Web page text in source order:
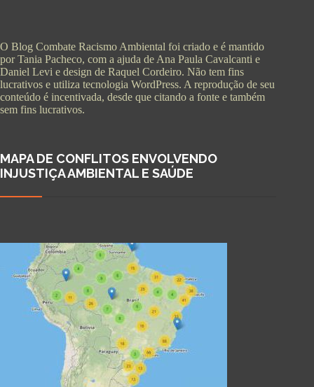
O Blog Combate Racismo Ambiental foi criado e é mantido
por Tania Pacheco, com a ajuda de Ana Paula Cavalcanti e
Daniel Levi e design de Raquel Cordeiro. Não tem fins
lucrativos e utiliza tecnologia WordPress. A reprodução de seu
conteúdo é incentivada, desde que citando a fonte e também
sem fins lucrativos.
MAPA DE CONFLITOS ENVOLVENDO
INJUSTIÇA AMBIENTAL E SAÚDE